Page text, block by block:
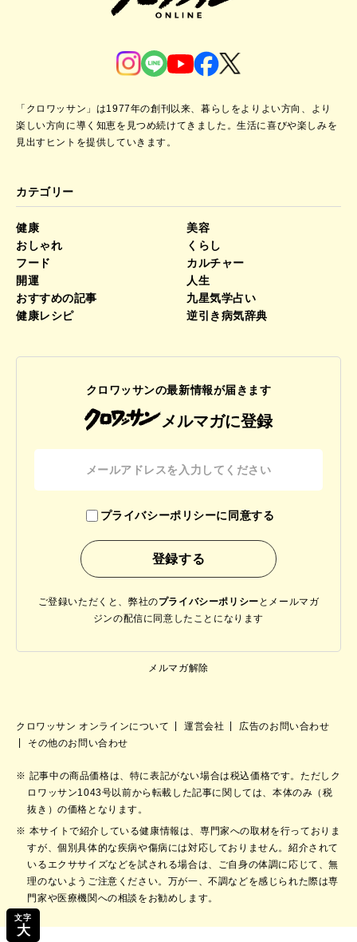
文字
大
「クロワッサン」は1977年の創刊以来、暮らしをよりよい方向、より
楽しい方向に導く知恵を見つめ続けてきました。生活に喜びや楽しみを
見出すヒントを提供していきます。
カテゴリー
健康
美容
おしゃれ
くらし
フード
カルチャー
開運
人生
おすすめの記事
九星気学占い
健康レシピ
逆引き病気辞典
クロワッサンの最新情報が届きます
メルマガに登録
プライバシーポリシーに同意する
ご登録いただくと、弊社のプライバシーポリシー と メールマガ
ジンの配信に同意したことになります
メルマガ解除
クロワッサン オンラインについて 運営会社
広告のお問い合わせ
その他のお問い合わせ
記事中の商品価格は、特に表記がない場合は税込価格です。ただしク
ロワッサン1043号以前から転載した記事に関しては、本体のみ（税
抜き）の価格となります。
本サイトで紹介している健康情報は、専門家への取材を行っておりま
すが、個別具体的な疾病や傷病には対応しておりません。紹介されて
いるエクササイズなどを試される場合は、ご自身の体調に応じて、無
理のないようご注意ください。万が一、不調などを感じられた際は専
門家や医療機関への相談をお勧めします。